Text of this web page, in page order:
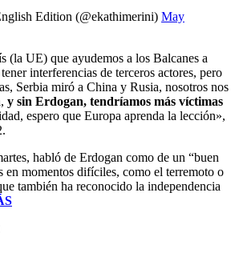
Edition (@ekathimerini) May
(la UE) que ayudemos a los Balcanes a
interferencias de terceros actores, pero
Serbia miró a China y Rusia, nosotros nos
y sin Erdogan, tendríamos más víctimas
espero que Europa aprenda la lección»,
habló de Erdogan como de un “buen
en momentos difíciles, como el terremoto o
también ha reconocido la independencia